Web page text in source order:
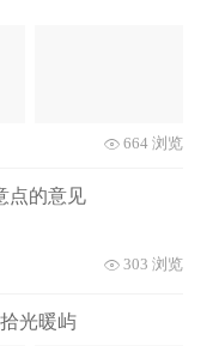
664 浏览
点的意见
303 浏览
光暖屿